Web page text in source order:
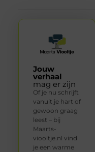
Jouw
verhaal
mag er zijn
Of je nu schrijft
vanuit je hart of
gewoon graag
leest – bij
Maarts-
viooltje.nl vind
je een warme